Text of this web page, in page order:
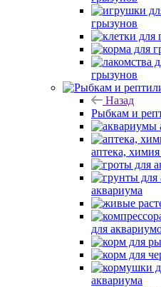
грызунов
грызунов
Назад
Рыбкам и
аптека,
аквариума
для
аквариума